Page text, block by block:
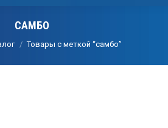
САМБО
Товары с меткой “самбо”